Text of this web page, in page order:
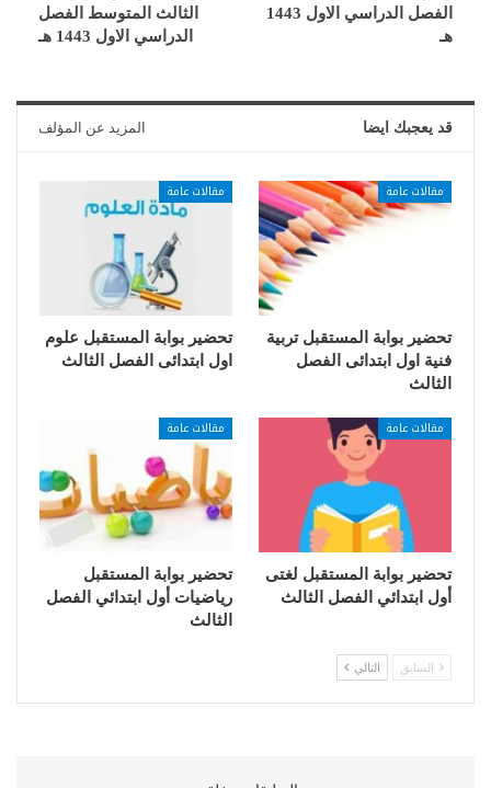
الفصل الدراسي الاول 1443
هـ
الثالث المتوسط الفصل
الدراسي الاول 1443 هـ
قد يعجبك ايضا المزيد عن المؤلف
مقالات عامة
تحضير بوابة المستقبل تربية
فنية اول ابتدائى الفصل
الثالث
مقالات عامة
تحضير بوابة المستقبل علوم
اول ابتدائى الفصل الثالث
مقالات عامة
تحضير بوابة المستقبل لغتى
أول ابتدائي الفصل الثالث
مقالات عامة
تحضير بوابة المستقبل
رياضيات أول ابتدائي الفصل
الثالث
السابق التالي